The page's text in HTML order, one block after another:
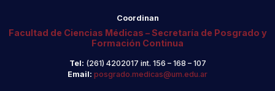
Coordinan
Facultad de Ciencias Médicas – Secretaría de Posgrado y
Formación Continua
Tel: (261) 4202017 int. 156 – 168 – 107
Email: posgrado.medicas@um.edu.ar